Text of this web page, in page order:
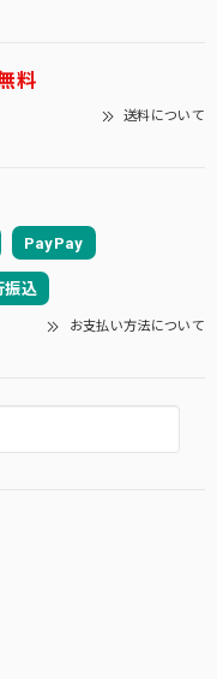
料
送料について
PayPay
振込
お支払い方法について